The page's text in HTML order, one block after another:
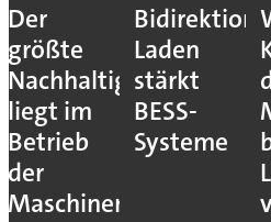
Der
größte
Nachhaltigkeitshebel
liegt im
Betrieb
der
Maschinen
Laden
stärkt
BESS-
Systeme